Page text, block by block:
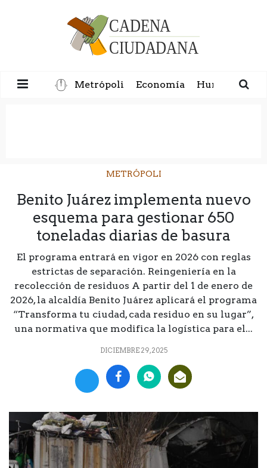
Metrópoli Economía Humanidad
METRÓPOLI
Benito Juárez implementa nuevo
esquema para gestionar 650
toneladas diarias de basura
El programa entrará en vigor en 2026 con reglas
estrictas de separación. Reingeniería en la
recolección de residuos A partir del 1 de enero de
2026, la alcaldía Benito Juárez aplicará el programa
“Transforma tu ciudad, cada residuo en su lugar”,
una normativa que modifica la logística para el...
DICIEMBRE 29, 2025